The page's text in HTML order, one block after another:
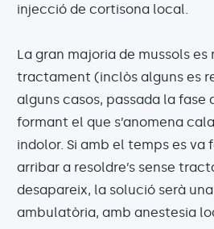
injecció de cortisona local.
La gran majoria de mussols es
tractament (inclòs alguns es
alguns casos, passada la fase
formant el que s’anomena
indolor. Si amb el temps es
arribar a resoldre’s sense
desapareix, la solució serà
ambulatòria, amb anestesia